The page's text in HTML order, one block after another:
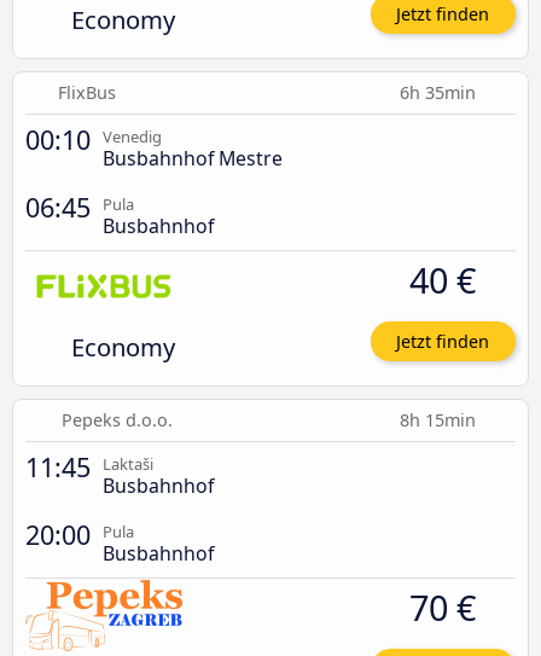
Economy Jetzt finden
FlixBus 6h 35min
00:10 Venedig
Busbahnhof Mestre
06:45 Pula
Busbahnhof
Economy
40 €
Jetzt finden
Pepeks d.o.o. 8h 15min
11:45 Laktaši
Busbahnhof
20:00 Pula
Busbahnhof
70 €